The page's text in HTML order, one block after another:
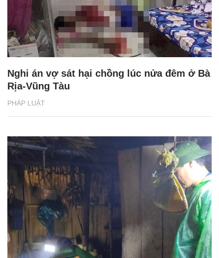
PHÁP LUẬT
Nghi án vợ sát hại chồng lúc nửa đêm ở Bà
Rịa-Vũng Tàu